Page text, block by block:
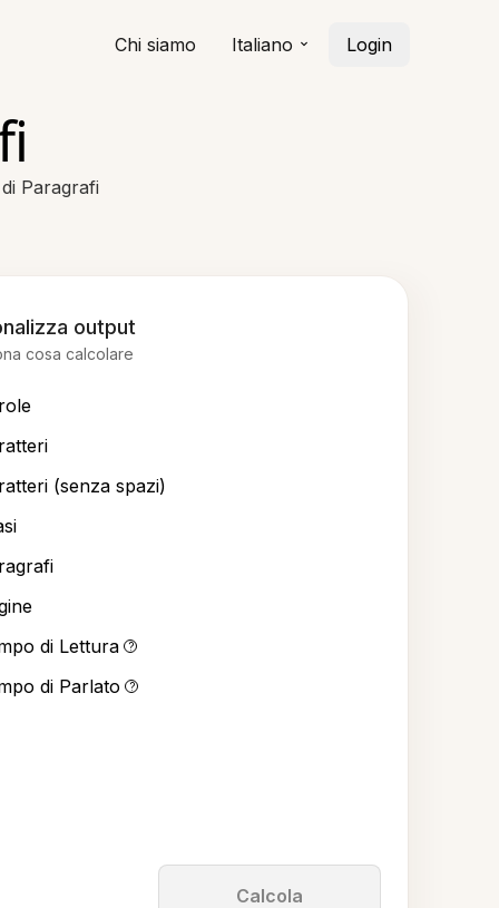
Chi siamo Italiano Login
Paragrafi
output
cosa calcolare
(senza spazi)
di Lettura
?
di Parlato ?
Calcola